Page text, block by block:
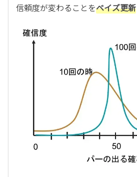
信頼度が変わることをベイズ更新